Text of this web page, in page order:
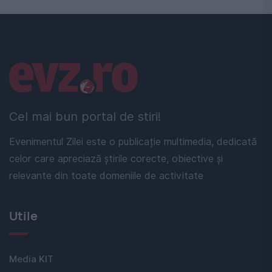
Cel mai bun portal de stiri!
Evenimentul Zilei este o publicație multimedia, dedicată
celor care apreciază știrile corecte, obiective și
relevante din toate domeniile de activitate
Linkuri utile
Utile
Media KIT